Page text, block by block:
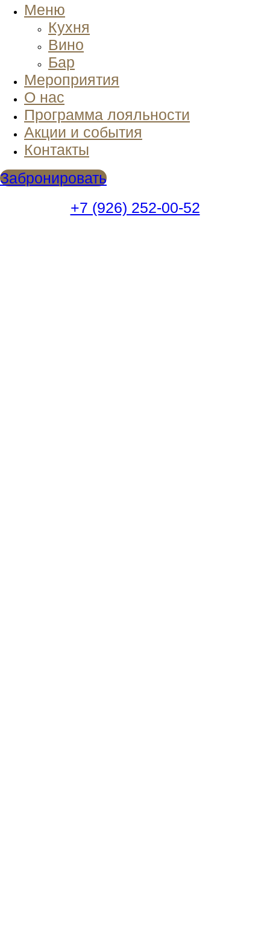
Меню
Кухня
Вино
Бар
Мероприятия
О нас
Программа лояльности
Акции и события
Контакты
Забронировать
+7 (926) 252-00-52